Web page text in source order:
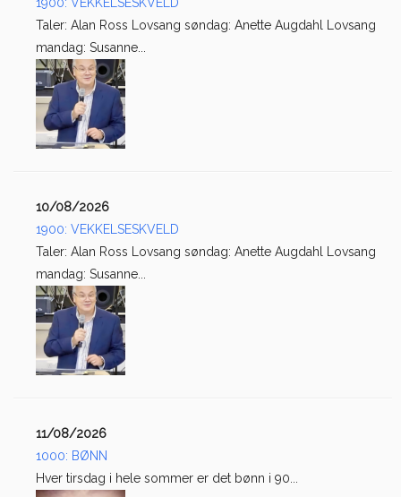
1900: VEKKELSESKVELD
Taler: Alan Ross Lovsang søndag: Anette Augdahl Lovsang
mandag: Susanne...
10/08/2026
1900: VEKKELSESKVELD
Taler: Alan Ross Lovsang søndag: Anette Augdahl Lovsang
mandag: Susanne...
11/08/2026
1000: BØNN
Hver tirsdag i hele sommer er det bønn i 90...